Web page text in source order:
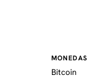
MONEDAS
Bitcoin